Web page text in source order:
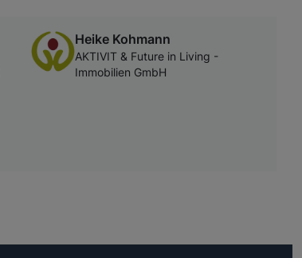
Heike Kohmann
AKTIVIT & Future in Living -
Immobilien GmbH